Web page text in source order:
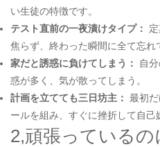
い生徒の特徴です。
テスト直前の一夜漬けタイプ：
焦らず、終わった瞬間に全て忘れ
家だと誘惑に負けてしまう：
自
惑が多く、気が散ってしまう。
計画を立てても三日坊主： 最初
ールを組み、すぐに挫折して自己
2,頑張っている